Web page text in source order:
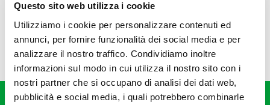
Questo sito web utilizza i cookie
Utilizziamo i cookie per personalizzare contenuti ed
annunci, per fornire funzionalità dei social media e per
analizzare il nostro traffico. Condividiamo inoltre
informazioni sul modo in cui utilizza il nostro sito con i
nostri partner che si occupano di analisi dei dati web,
pubblicità e social media, i quali potrebbero combinarle